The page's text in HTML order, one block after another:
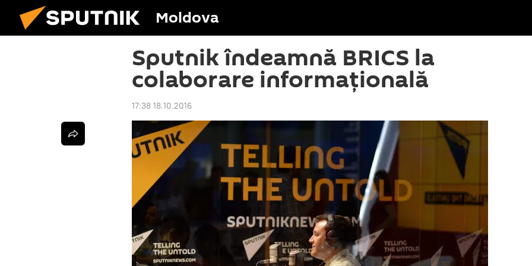
Moldova
Sputnik îndeamnă BRICS la
colaborare informațională
17:38 18.10.2016